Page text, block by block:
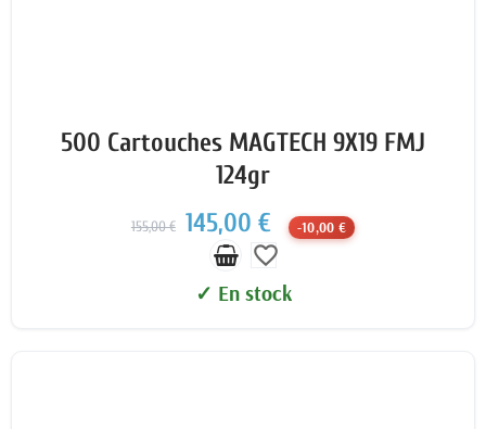
500 Cartouches MAGTECH 9X19 FMJ
124gr
155,00 € 145,00 € -10,00 €
favorite_border
✓ En stock